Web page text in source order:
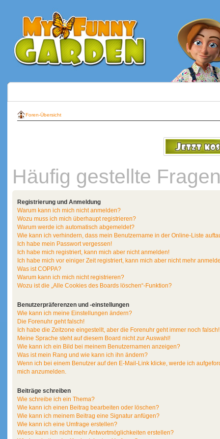
Foren-Übersicht
Häufig gestellte
Registrierung und Anmeldung
Warum kann ich mich nicht anmelden?
Wozu muss ich mich überhaupt registrieren?
Warum werde ich automatisch abgemeldet?
Wie kann ich verhindern, dass mein Benutzername in der Online-Liste
Ich habe mein Passwort vergessen!
Ich habe mich registriert, kann mich aber nicht anmelden!
Ich habe mich vor einiger Zeit registriert, kann mich aber nicht mehr
Was ist COPPA?
Warum kann ich mich nicht registrieren?
Wozu ist die „Alle Cookies des Boards löschen“-Funktion?
Benutzerpräferenzen und -einstellungen
Wie kann ich meine Einstellungen ändern?
Die Forenuhr geht falsch!
Ich habe die Zeitzone eingestellt, aber die Forenuhr geht immer noch falsch!
Meine Sprache steht auf diesem Board nicht zur Auswahl!
Wie kann ich ein Bild bei meinem Benutzernamen anzeigen?
Was ist mein Rang und wie kann ich ihn ändern?
Wenn ich bei einem Benutzer auf den E-Mail-Link klicke, werde ich
mich anzumelden.
Beiträge schreiben
Wie schreibe ich ein Thema?
Wie kann ich einen Beitrag bearbeiten oder löschen?
Wie kann ich meinem Beitrag eine Signatur anfügen?
Wie kann ich eine Umfrage erstellen?
Wieso kann ich nicht mehr Antwortmöglichkeiten erstellen?